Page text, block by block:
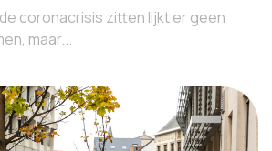
de coronacrisis zitten lijkt er geen
maar...